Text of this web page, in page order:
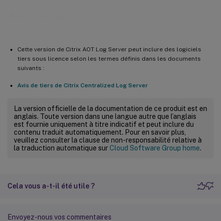
Cette version de Citrix AOT Log Server peut inclure des logiciels
tiers sous licence selon les termes définis dans les documents
suivants :
Avis de tiers de Citrix Centralized Log Server
La version officielle de la documentation de ce produit est en
anglais. Toute version dans une langue autre que l’anglais
est fournie uniquement à titre indicatif et peut inclure du
contenu traduit automatiquement. Pour en savoir plus,
veuillez consulter la clause de non-responsabilité relative à
la traduction automatique surCloud Software Group home.
Cela vous a-t-il été utile ?
Envoyez-nous vos commentaires